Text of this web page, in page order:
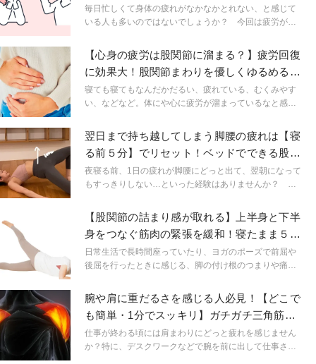
ストレッチ
毎日忙しくて身体の疲れがなかなかとれない、と感じて
いる人も多いのではないでしょうか？ 今回は疲労が溜
の筋肉をほぐすことで自律神経が整い、疲労回復効果も
期待できます。
【心身の疲労は股関節に溜まる？】疲労回復
に効果大！股関節まわりを優しくゆるめる
「ヨガポーズ」
寝ても寝てもなんだかだるい、疲れている、むくみやす
い、などなど。体にや心に疲労が溜まっているなと感じ
動かすことができる「股関節をゆるめるポーズ」で、心
も体も元気になりましょう！
翌日まで持ち越してしまう脚腰の疲れは【寝
る前５分】でリセット！ベッドでできる股関
節ほぐし３選
夜寝る前、1日の疲れが脚腰にどっと出て、翌朝になって
もすっきりしない…といった経験はありませんか？ 今
し方を紹介します。ベッドでできる股関節周りを動かす
ストレッチ、気持ちいいですよ！
【股関節の詰まり感が取れる】上半身と下半
身をつなぐ筋肉の緊張を緩和！寝たまま５分
「股関節ヨガ」
日常生活で長時間座っていたり、ヨガのポーズで前屈や
後屈を行ったときに感じる、脚の付け根のつまりや痛
をレクチャーします!
腕や肩に重だるさを感じる人必見！【どこで
も簡単・1分でスッキリ】ガチガチ三角筋を
ほぐすストレッチ
仕事が終わる頃には肩まわりにどっと疲れを感じません
か？特に、デスクワークなどで腕を前に出して仕事され